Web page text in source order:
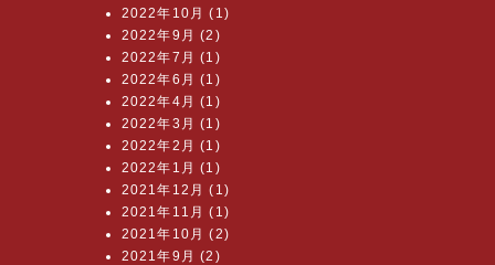
2022年10月 (1)
2022年9月 (2)
2022年7月 (1)
2022年6月 (1)
2022年4月 (1)
2022年3月 (1)
2022年2月 (1)
2022年1月 (1)
2021年12月 (1)
2021年11月 (1)
2021年10月 (2)
2021年9月 (2)